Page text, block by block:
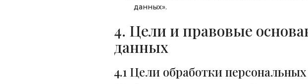
данных».
4. Цели и правовые
данных
4.1 Цели обработки